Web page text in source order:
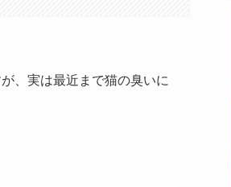
、実は最近まで猫の臭いに